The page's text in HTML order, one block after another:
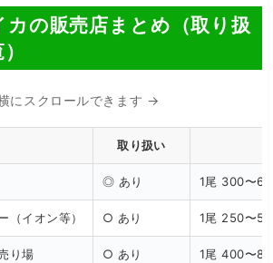
カの販売店まとめ（取り扱
にスクロールできます →
取り扱い
◎ あり 1尾 300〜
（イオン等） ○ あり 1尾 250〜
り場 ○ あり 1尾 400〜